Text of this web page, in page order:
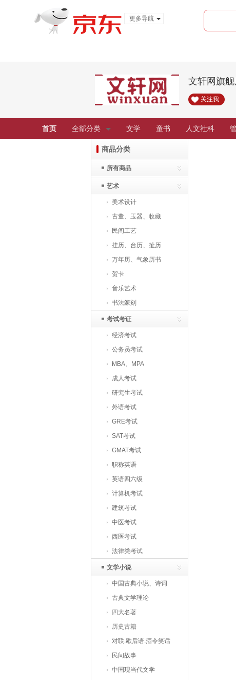
更多导航
文轩网旗
关注我
首页 全部分类 文学 童书 人文社科
商品分类
所有商品
艺术
美术设计
古董、玉器、收藏
民间工艺
挂历、台历、扯历
万年历、气象历书
贺卡
音乐艺术
书法篆刻
考试考证
经济考试
公务员考试
MBA、MPA
成人考试
研究生考试
外语考试
GRE考试
SAT考试
GMAT考试
职称英语
英语四六级
计算机考试
建筑考试
中医考试
西医考试
法律类考试
文学小说
中国古典小说、诗词
古典文学理论
四大名著
历史古籍
对联.歇后语.酒令笑话
民间故事
中国现当代文学